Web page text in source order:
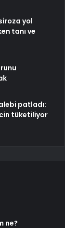
yol
tanı ve
patladı:
tüketiliyor
ne?